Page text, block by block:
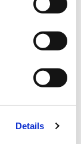
Details